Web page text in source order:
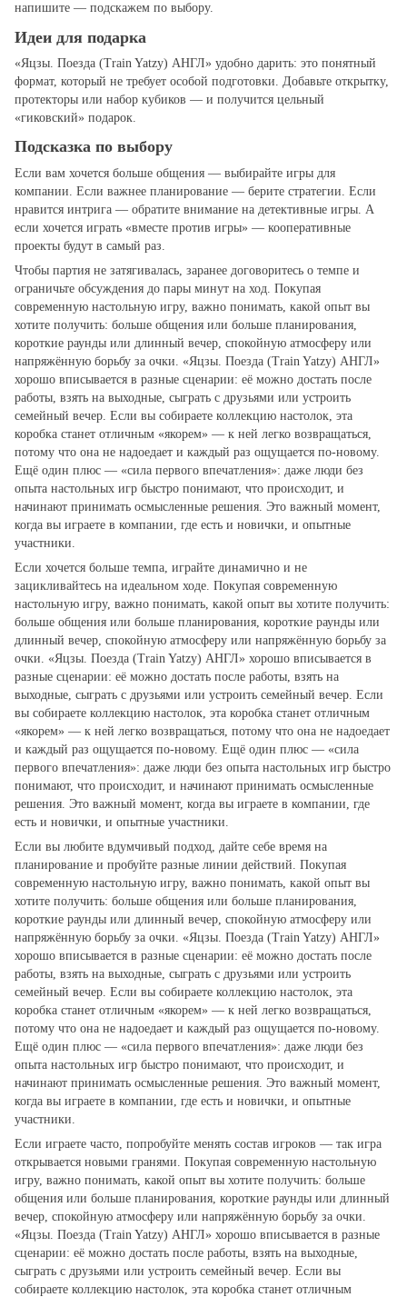
напишите — подскажем по выбору.
Идеи для подарка
«Яцзы. Поезда (Train Yatzy) АНГЛ» удобно дарить: это понятный
формат, который не требует особой подготовки. Добавьте открытку,
протекторы или набор кубиков — и получится цельный
«гиковский» подарок.
Подсказка по выбору
Если вам хочется больше общения — выбирайте игры для
компании. Если важнее планирование — берите стратегии. Если
нравится интрига — обратите внимание на детективные игры. А
если хочется играть «вместе против игры» — кооперативные
проекты будут в самый раз.
Чтобы партия не затягивалась, заранее договоритесь о темпе и
ограничьте обсуждения до пары минут на ход. Покупая
современную настольную игру, важно понимать, какой опыт вы
хотите получить: больше общения или больше планирования,
короткие раунды или длинный вечер, спокойную атмосферу или
напряжённую борьбу за очки. «Яцзы. Поезда (Train Yatzy) АНГЛ»
хорошо вписывается в разные сценарии: её можно достать после
работы, взять на выходные, сыграть с друзьями или устроить
семейный вечер. Если вы собираете коллекцию настолок, эта
коробка станет отличным «якорем» — к ней легко возвращаться,
потому что она не надоедает и каждый раз ощущается по‑новому.
Ещё один плюс — «сила первого впечатления»: даже люди без
опыта настольных игр быстро понимают, что происходит, и
начинают принимать осмысленные решения. Это важный момент,
когда вы играете в компании, где есть и новички, и опытные
участники.
Если хочется больше темпа, играйте динамично и не
зацикливайтесь на идеальном ходе. Покупая современную
настольную игру, важно понимать, какой опыт вы хотите получить:
больше общения или больше планирования, короткие раунды или
длинный вечер, спокойную атмосферу или напряжённую борьбу за
очки. «Яцзы. Поезда (Train Yatzy) АНГЛ» хорошо вписывается в
разные сценарии: её можно достать после работы, взять на
выходные, сыграть с друзьями или устроить семейный вечер. Если
вы собираете коллекцию настолок, эта коробка станет отличным
«якорем» — к ней легко возвращаться, потому что она не надоедает
и каждый раз ощущается по‑новому. Ещё один плюс — «сила
первого впечатления»: даже люди без опыта настольных игр быстро
понимают, что происходит, и начинают принимать осмысленные
решения. Это важный момент, когда вы играете в компании, где
есть и новички, и опытные участники.
Если вы любите вдумчивый подход, дайте себе время на
планирование и пробуйте разные линии действий. Покупая
современную настольную игру, важно понимать, какой опыт вы
хотите получить: больше общения или больше планирования,
короткие раунды или длинный вечер, спокойную атмосферу или
напряжённую борьбу за очки. «Яцзы. Поезда (Train Yatzy) АНГЛ»
хорошо вписывается в разные сценарии: её можно достать после
работы, взять на выходные, сыграть с друзьями или устроить
семейный вечер. Если вы собираете коллекцию настолок, эта
коробка станет отличным «якорем» — к ней легко возвращаться,
потому что она не надоедает и каждый раз ощущается по‑новому.
Ещё один плюс — «сила первого впечатления»: даже люди без
опыта настольных игр быстро понимают, что происходит, и
начинают принимать осмысленные решения. Это важный момент,
когда вы играете в компании, где есть и новички, и опытные
участники.
Если играете часто, попробуйте менять состав игроков — так игра
открывается новыми гранями. Покупая современную настольную
игру, важно понимать, какой опыт вы хотите получить: больше
общения или больше планирования, короткие раунды или длинный
вечер, спокойную атмосферу или напряжённую борьбу за очки.
«Яцзы. Поезда (Train Yatzy) АНГЛ» хорошо вписывается в разные
сценарии: её можно достать после работы, взять на выходные,
сыграть с друзьями или устроить семейный вечер. Если вы
собираете коллекцию настолок, эта коробка станет отличным